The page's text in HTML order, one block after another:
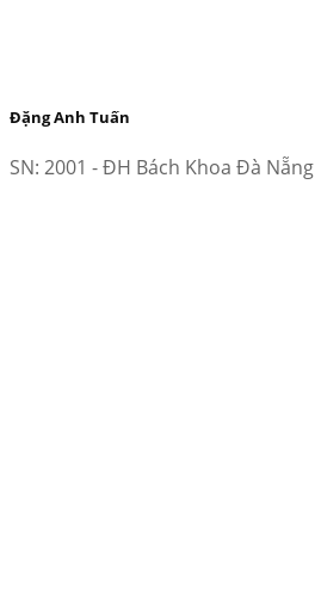
Đặng Anh Tuấn
SN: 2001 - ĐH Bách Khoa Đà Nẵng